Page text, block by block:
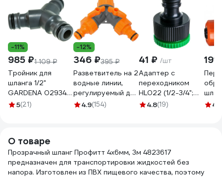
-11%
985 ₽1 109 ₽
Тройник для
шланга 1/2"
GARDENA 02934-
20.000.00
5(21)
-12%
346 ₽395 ₽
Разветвитель на 2
водные линии,
регулируемый для
шланга 3/4"
4.9(154)
41 ₽ /шт
Адаптер с
переходником
HL022 (1/2-3/4";
внутренняя
4.8(19)
191
3/44.8
О товаре
Прозрачный шланг Профитт 4x6мм, 3м 4823617
предназначен для транспортировки жидкостей без
напора. Изготовлен из ПВХ пищевого качества, поэтому